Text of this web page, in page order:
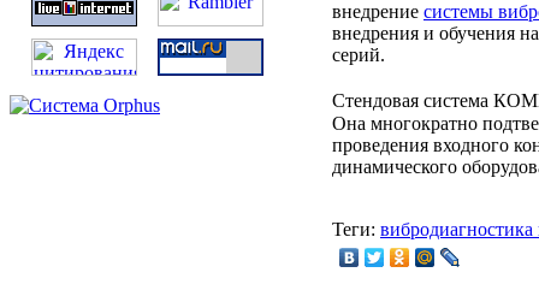
внедрение системы
внедрения и обучения
серий.
Стендовая система
Она многократно
проведения входного
динамического
Теги: